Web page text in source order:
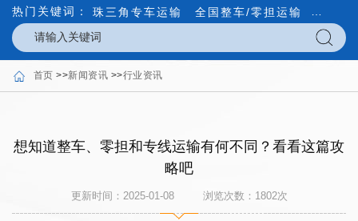
热门关键词： 珠三角专车运输 全国整车/零担运输 内外贸
首页 >>新闻资讯 >>行业资讯
想知道整车、零担和专线运输有何不同？看看这篇攻
略吧
更新时间：2025-01-08 浏览次数： 1802次